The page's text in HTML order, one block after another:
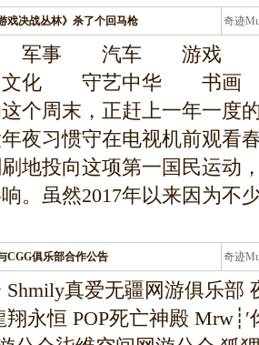
戏决战丛林》杀了个回马枪 奇迹
军事 汽车 游戏
化 守艺中华
个周末，正赶上一年一度
夜习惯守在电视机前观看
地投向这项第一国民运动
。虽然2017年以来因为不
CGG俱乐部合作公告 奇迹
条
真爱无疆网游俱乐部
翔永恒 POP死亡神殿